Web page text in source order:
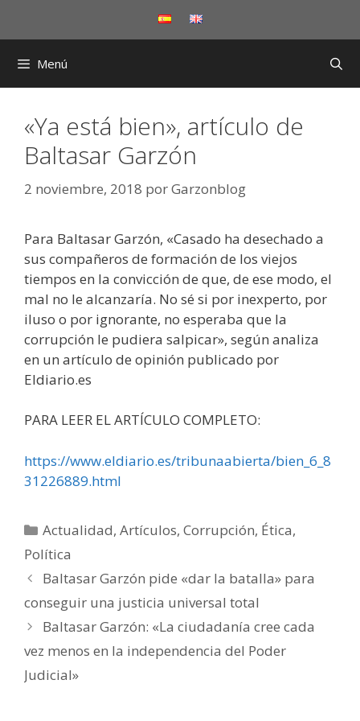
Menú
«Ya está bien», artículo de
Baltasar Garzón
2 noviembre, 2018 porGarzonblog
Para Baltasar Garzón, «Casado ha desechado a
sus compañeros de formación de los viejos
tiempos en la convicción de que, de ese modo, el
mal no le alcanzaría. No sé si por inexperto, por
iluso o por ignorante, no esperaba que la
corrupción le pudiera salpicar», según analiza
en un artículo de opinión publicado por
Eldiario.es
PARA LEER EL ARTÍCULO COMPLETO:
https://www.eldiario.es/tribunaabierta/bien_6_8
31226889.html
Categorías
Actualidad,Artículos,Corrupción, Ética,
Política
Baltasar Garzón pide «dar la batalla» para
conseguir una justicia universal total
Baltasar Garzón: «La ciudadanía cree cada
vez menos en la independencia del Poder
Judicial»